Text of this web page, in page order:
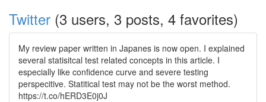
Twitter (3 users, 3 posts, 4 favorites)
My review paper written in Japanes is now open. I explained
several statisitcal test related concepts in this article. I
especially like confidence curve and severe testing
perspecitive. Statitical test may not be the worst method.
https://t.co/hERD3E0j0J